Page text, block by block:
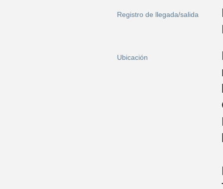
Registro de llegada/salida
Ubicación